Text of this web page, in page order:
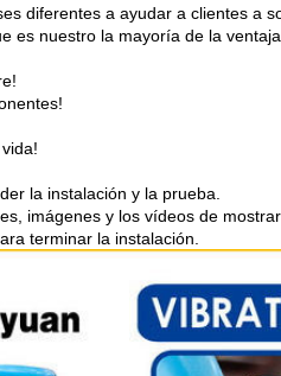
diferentes a ayudar a clientes a
es nuestro la mayoría de la
la instalación y la prueba.
imágenes y los vídeos de
terminar la instalación.